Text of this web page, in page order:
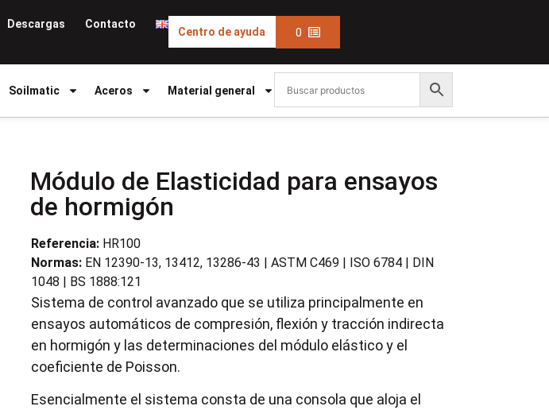
Descargas Contacto
Centro de ayuda 0
Soilmatic Aceros Material general
Módulo de Elasticidad para ensayos
de hormigón
Referencia: HR100
Normas: EN 12390-13, 13412, 13286-43 | ASTM C469 | ISO 6784 | DIN
1048 | BS 1888:121
Sistema de control avanzado que se utiliza principalmente en
ensayos automáticos de compresión, flexión y tracción indirecta
en hormigón y las determinaciones del módulo elástico y el
coeficiente de Poisson.
Esencialmente el sistema consta de una consola que aloja el